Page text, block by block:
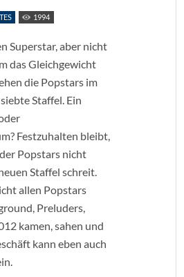
1994
Superstar, aber nicht
das Gleichgewicht
die Popstars im
Staffel. Ein
Festzuhalten bleibt,
Popstars nicht
Staffel schreit.
allen Popstars
Preluders,
kamen, sahen und
kann eben auch